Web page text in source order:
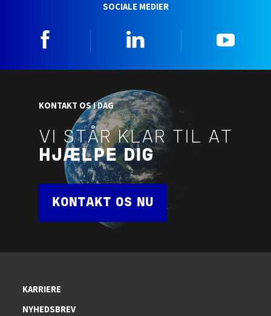
SOCIALE MEDIER
KONTAKT OS I DAG
VI STÅR KLAR TIL AT
HJÆLPE DIG
KONTAKT OS NU
KARRIERE
NYHEDSBREV